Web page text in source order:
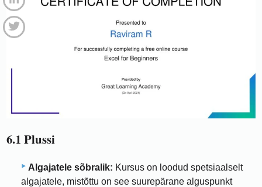
6.1 Plussi
Algajatele sõbralik: Kursus on loodud spetsiaalselt
algajatele, mistõttu on see suurepärane alguspunkt